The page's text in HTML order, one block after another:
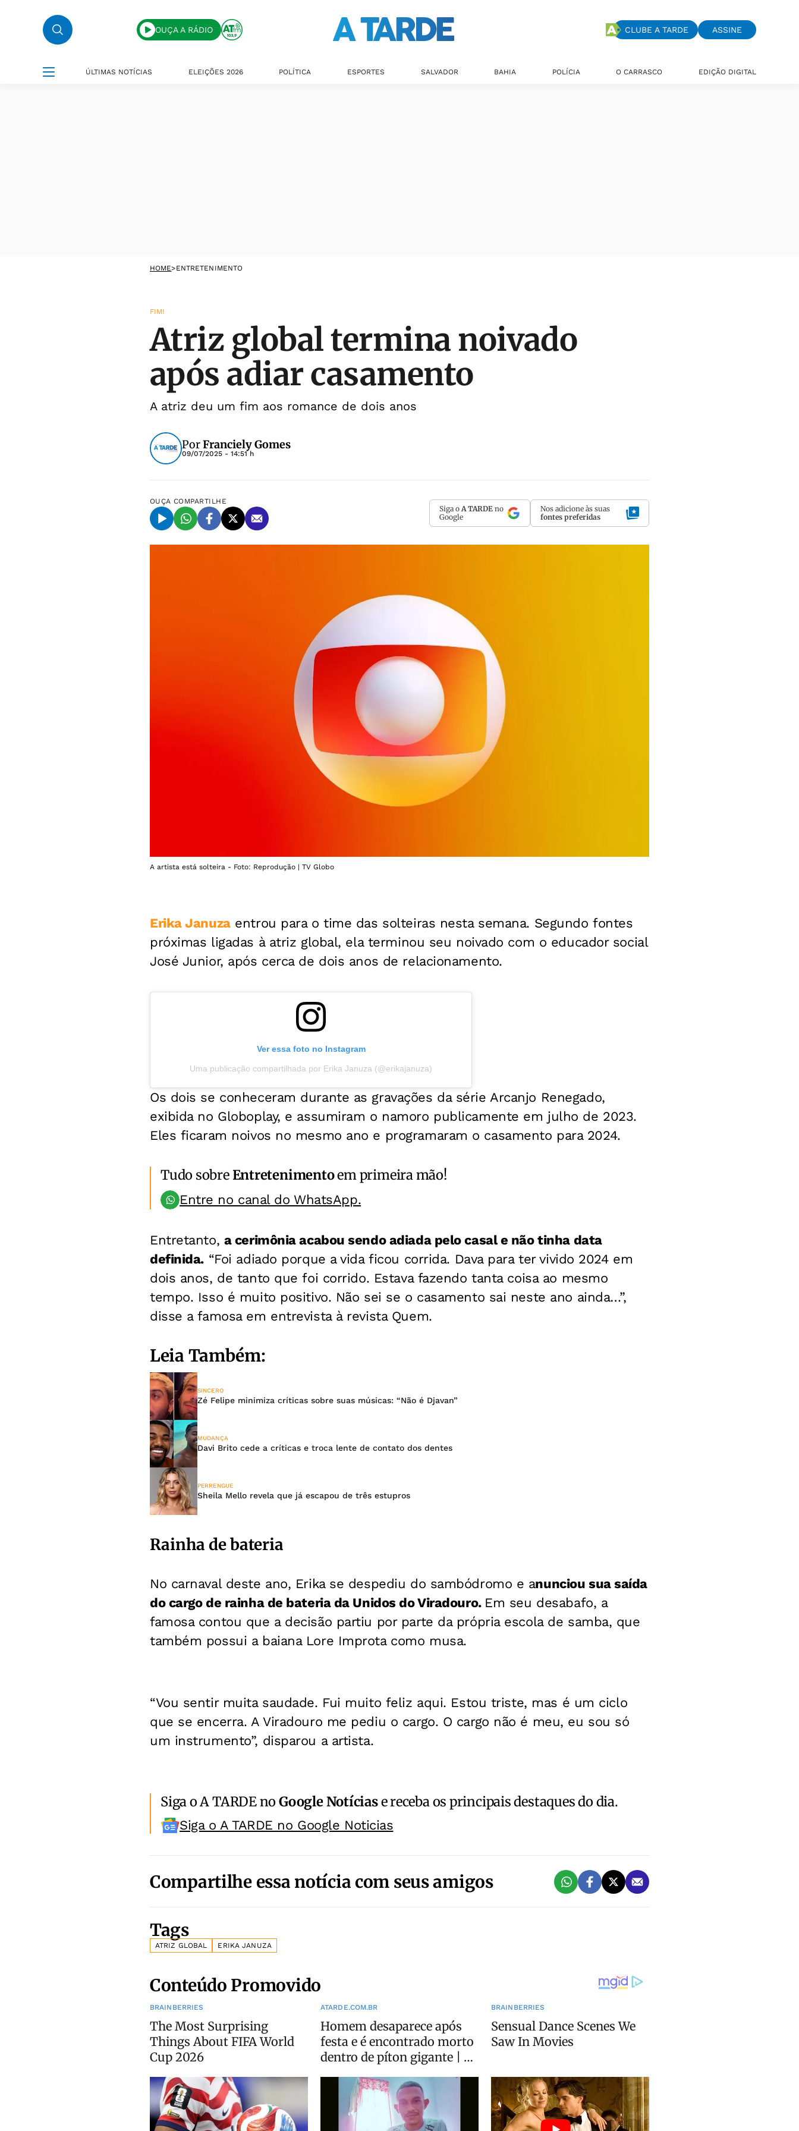
OUÇA A RÁDIO CLUBE A TARDE ASSINE
ÚLTIMAS NOTÍCIAS ELEIÇÕES 2026 POLÍTICA ESPORTES SALVADOR BAHIA POLÍCIA O CARRASCO EDIÇÃO DIGITAL
HOME>ENTRETENIMENTO
FIM!
Atriz global termina noivado
após adiar casamento
A atriz deu um fim aos romance de dois anos
PorFranciely Gomes
09/07/2025 - 14:51 h
OUÇA COMPARTILHE
Siga o A TARDE no
Google
Nos adicione às suas
fontes preferidas
A artista está solteira - Foto: Reprodução | TV Globo
Erika Januzaentrou para o time das solteiras nesta semana. Segundo fontes
próximas ligadas à atriz global, ela terminou seu noivado com o educador social
José Junior, após cerca de dois anos de relacionamento.
Ver essa foto no Instagram
Uma publicação compartilhada por Erika Januza (@erikajanuza)
Os dois se conheceram durante as gravações da série Arcanjo Renegado,
exibida no Globoplay, e assumiram o namoro publicamente em julho de 2023.
Eles ficaram noivos no mesmo ano e programaram o casamento para 2024.
Tudo sobreEntretenimentoem primeira mão!
Entre no canal do WhatsApp.
Entretanto, a cerimônia acabou sendo adiada pelo casal e não tinha data
definida. “Foi adiado porque a vida ficou corrida. Dava para ter vivido 2024 em
dois anos, de tanto que foi corrido. Estava fazendo tanta coisa ao mesmo
tempo. Isso é muito positivo. Não sei se o casamento sai neste ano ainda…”,
disse a famosa em entrevista à revista Quem.
Leia Também:
SINCERO
Zé Felipe minimiza críticas sobre suas músicas: “Não é Djavan”
MUDANÇA
Davi Brito cede a críticas e troca lente de contato dos dentes
PERRENGUE
Sheila Mello revela que já escapou de três estupros
Rainha de bateria
No carnaval deste ano, Erika se despediu do sambódromo e anunciou sua saída
do cargo de rainha de bateria da Unidos do Viradouro. Em seu desabafo, a
famosa contou que a decisão partiu por parte da própria escola de samba, que
também possui a baiana Lore Improta como musa.
“Vou sentir muita saudade. Fui muito feliz aqui. Estou triste, mas é um ciclo
que se encerra. A Viradouro me pediu o cargo. O cargo não é meu, eu sou só
um instrumento”, disparou a artista.
Siga o A TARDE noGoogle Notíciase receba os principais destaques do dia.
Siga o A TARDE no Google Noticias
Compartilhe essa notícia com seus amigos
Tags
ATRIZ GLOBAL ERIKA JANUZA